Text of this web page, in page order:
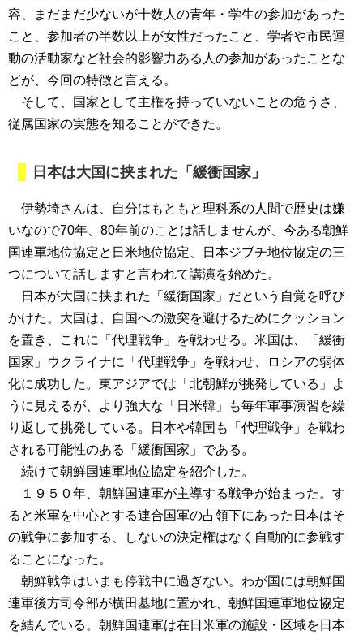
容、まだまだ少ないが十数人の青年・学生の参加があった
こと、参加者の半数以上が女性だったこと、学者や市民運
動の活動家など社会的影響力ある人の参加があったことな
どが、今回の特徴と言える。
そして、国家として主権を持っていないことの危うさ、
従属国家の実態を知ることができた。
日本は大国に挟まれた「緩衝国家」
伊勢埼さんは、自分はもともと理科系の人間で歴史は嫌
いなので70年、80年前のことは話しませんが、今ある朝鮮
国連軍地位協定と日米地位協定、日本ジブチ地位協定の三
つについて話しますと言われて講演を始めた。
日本が大国に挟まれた「緩衝国家」だという自覚を呼び
かけた。大国は、自国への激突を避けるためにクッション
を置き、これに「代理戦争」を戦わせる。米国は、「緩衝
国家」ウクライナに「代理戦争」を戦わせ、ロシアの弱体
化に成功した。東アジアでは「北朝鮮が挑発している」よ
うに見えるが、より強大な「日米韓」も毎年軍事演習を繰
り返して挑発している。日本や韓国も「代理戦争」を戦わ
される可能性のある「緩衝国家」である。
続けて朝鮮国連軍地位協定を紹介した。
１９５０年、朝鮮国連軍が主導する戦争が始まった。す
ると米軍を中心とする連合国軍の占領下にあった日本はそ
の戦争に参加する、しないの決定権はなく自動的に参戦す
ることになった。
朝鮮戦争はいまも停戦中に過ぎない。わが国には朝鮮国
連軍後方司令部が横田基地に置かれ、朝鮮国連軍地位協定
を結んでいる。朝鮮国連軍は在日米軍の施設・区域を日本